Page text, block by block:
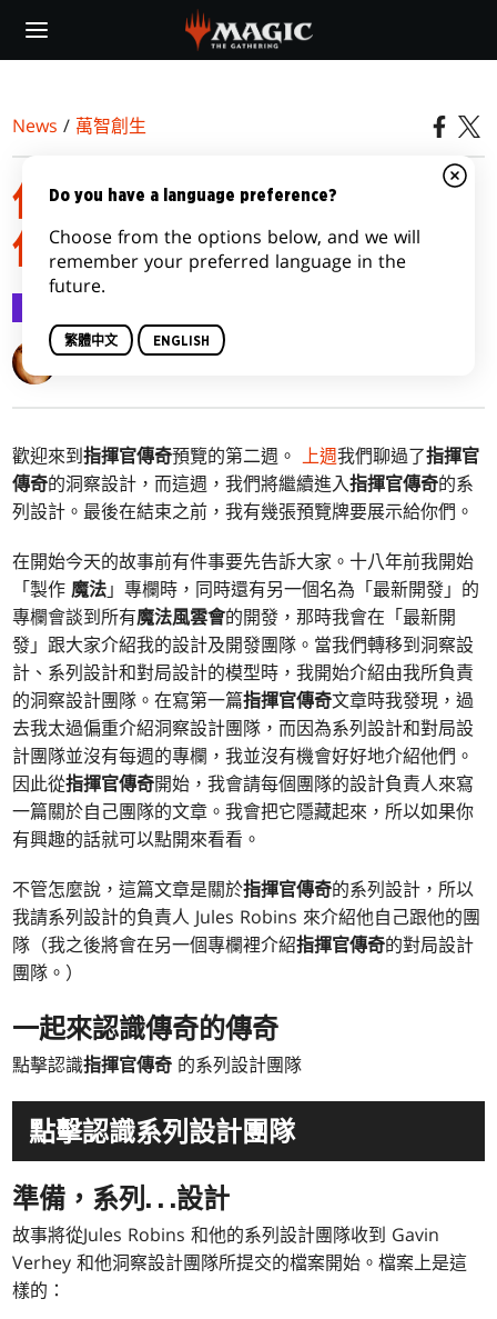
main
News / 萬智創生
你的願望就是我的指揮官
傳奇，第二部
Mark Rosewater
歡迎來到指揮官傳奇預覽的第二週。 上週我們聊過了指揮官
傳奇的洞察設計，而這週，我們將繼續進入指揮官傳奇的系
列設計。最後在結束之前，我有幾張預覽牌要展示給你們。
在開始今天的故事前有件事要先告訴大家。十八年前我開始
「製作 魔法」專欄時，同時還有另一個名為「最新開發」的
專欄會談到所有魔法風雲會的開發，那時我會在「最新開
發」跟大家介紹我的設計及開發團隊。當我們轉移到洞察設
計、系列設計和對局設計的模型時，我開始介紹由我所負責
的洞察設計團隊。在寫第一篇指揮官傳奇文章時我發現，過
去我太過偏重介紹洞察設計團隊，而因為系列設計和對局設
計團隊並沒有每週的專欄，我並沒有機會好好地介紹他們。
因此從指揮官傳奇開始，我會請每個團隊的設計負責人來寫
一篇關於自己團隊的文章。我會把它隱藏起來，所以如果你
有興趣的話就可以點開來看看。
不管怎麼說，這篇文章是關於指揮官傳奇的系列設計，所以
我請系列設計的負責人 Jules Robins 來介紹他自己跟他的團
隊（我之後將會在另一個專欄裡介紹指揮官傳奇的對局設計
團隊。）
一起來認識傳奇的傳奇
點擊認識指揮官傳奇 的系列設計團隊
點擊認識系列設計團隊
準備，系列 . . .設計
故事將從Jules Robins 和他的系列設計團隊收到 Gavin
Verhey 和他洞察設計團隊所提交的檔案開始。檔案上是這
樣的：
Do you have a language preference?
Choose from the options below, and we will
remember your preferred language in the
future.
繁體中文 ENGLISH